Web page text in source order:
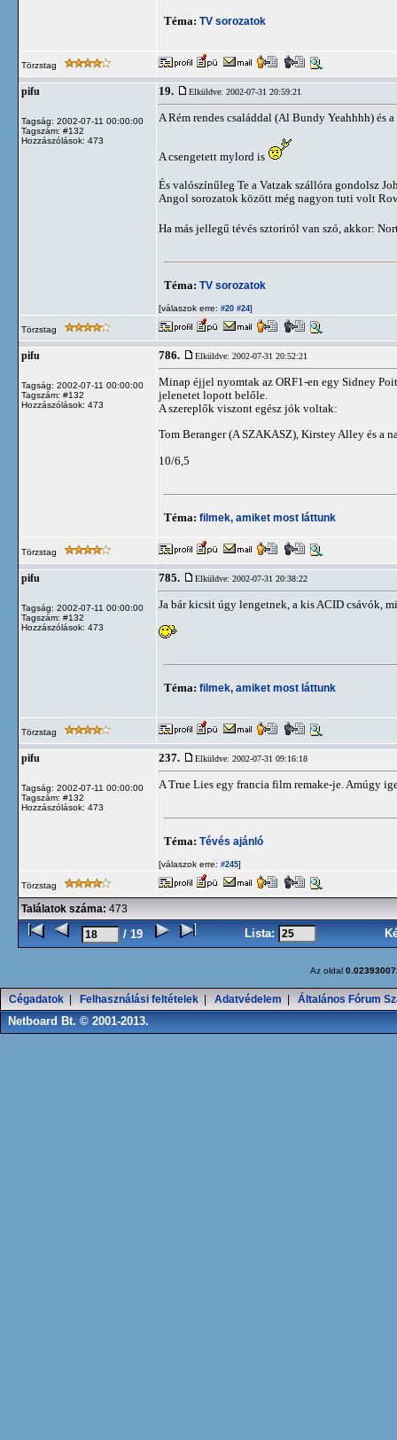
Téma: TV sorozatok
Törzstag
pifu
Tagság: 2002-07-11 00:00:00
Tagszám: #132
Hozzászólások: 473
19. Elküldve: 2002-07-31 20:59:21
A Rém rendes családdal (Al Bundy Yeahhhh) és
A csengetett mylord is
És valószínűleg Te a Vatzak szállóra gondolsz
Angol sorozatok között még nagyon tuti volt
Ha más jellegű tévés sztoriról van szó, akkor:
Téma: TV sorozatok
[válaszok erre: #20 #24]
Törzstag
pifu
Tagság: 2002-07-11 00:00:00
Tagszám: #132
Hozzászólások: 473
786. Elküldve: 2002-07-31 20:52:21
Minap éjjel nyomtak az ORF1-en egy Sidney
jelenetet lopott belőle.
A szereplők viszont egész jók voltak:
Tom Beranger (A SZAKASZ), Kirstey Alley és a
10/6,5
Téma: filmek, amiket most láttunk
Törzstag
pifu
Tagság: 2002-07-11 00:00:00
Tagszám: #132
Hozzászólások: 473
785. Elküldve: 2002-07-31 20:38:22
Ja bár kicsit úgy lengetnek, a kis ACID csávók,
Téma: filmek, amiket most láttunk
Törzstag
pifu
Tagság: 2002-07-11 00:00:00
Tagszám: #132
Hozzászólások: 473
237. Elküldve: 2002-07-31 09:16:18
A True Lies egy francia film remake-je. Amúgy
Téma: Tévés ajánló
[válaszok erre: #245]
Törzstag
Találatok száma: 473
/ 19 Lista:
Az oldal
Cégadatok Felhasználási feltételek Adatvédelem Általános Fórum
Netboard Bt. © 2001-2013.